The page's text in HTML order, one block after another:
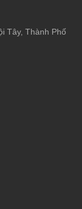
Tây, Thành Phố